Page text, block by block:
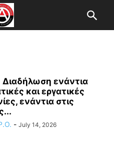
ενάντια
και εργατικές
ενάντια στις
- July 14, 2026